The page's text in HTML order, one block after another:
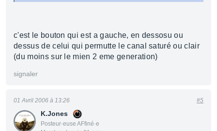
c'est le bouton qui est a gauche, en dessosu ou
dessus de celui qui permutte le canal saturé ou clair
(du moins sur le mien 2 eme generation)
signaler
K.Jones
Posteur·euse AFfiné·e
01 Avril 2006 à 13:26 #5